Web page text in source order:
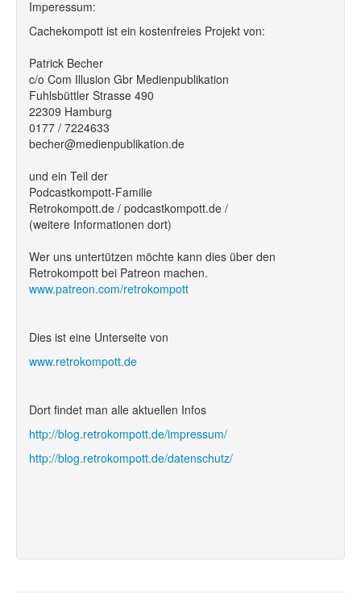
Imperessum:
Cachekompott ist ein kostenfreies Projekt von:
Patrick Becher
c/o Com Illusion Gbr Medienpublikation
Fuhlsbüttler Strasse 490
22309 Hamburg
0177 / 7224633
becher@medienpublikation.de
und ein Teil der
Podcastkompott-Familie
Retrokompott.de / podcastkompott.de /
(weitere Informationen dort)
Wer uns untertützen möchte kann dies über den
Retrokompott bei Patreon machen.
www.patreon.com/retrokompott
Dies ist eine Unterseite von
www.retrokompott.de
Dort findet man alle aktuellen Infos
http://blog.retrokompott.de/impressum/
http://blog.retrokompott.de/datenschutz/